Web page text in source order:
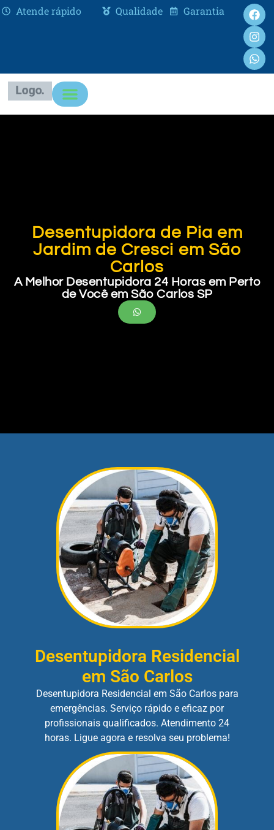
Atende rápido Qualidade Garantia
Desentupidora de Pia em
Jardim de Cresci em São
Carlos
A Melhor Desentupidora 24 Horas em Perto
de Você em São Carlos SP
Desentupidora Residencial
em São Carlos
Desentupidora Residencial em São Carlos para
emergências. Serviço rápido e eficaz por
profissionais qualificados. Atendimento 24
horas. Ligue agora e resolva seu problema!